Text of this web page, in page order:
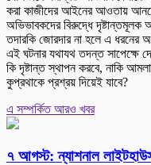
করা কাজীদের আইনের আওতায়
অভিভাবকদের বিরুদ্ধে দৃষ্টান্তমূলক
তদারকি জোরদার না হলে এ ধরনের
এই ঘটনার যথাযথ তদন্ত সাপেক্ষে
কি দৃষ্টান্ত স্থাপন করবে, নাকি
কুপ্রথাকে প্রশ্রয় দিয়েই যাবে?
এ সম্পর্কিত আরও খবর
৭ আগস্ট: ন্যাশনাল